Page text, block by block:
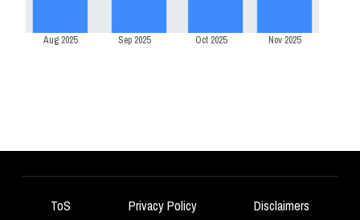
Aug 2025 Sep 2025 Oct 2025 Nov 2025
ToS Privacy Policy Disclaimers